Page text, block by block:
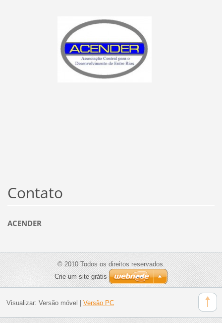
Contato
ACENDER
© 2010 Todos os direitos reservados.
Crie um site grátis
Visualizar: Versão móvel | Versão PC